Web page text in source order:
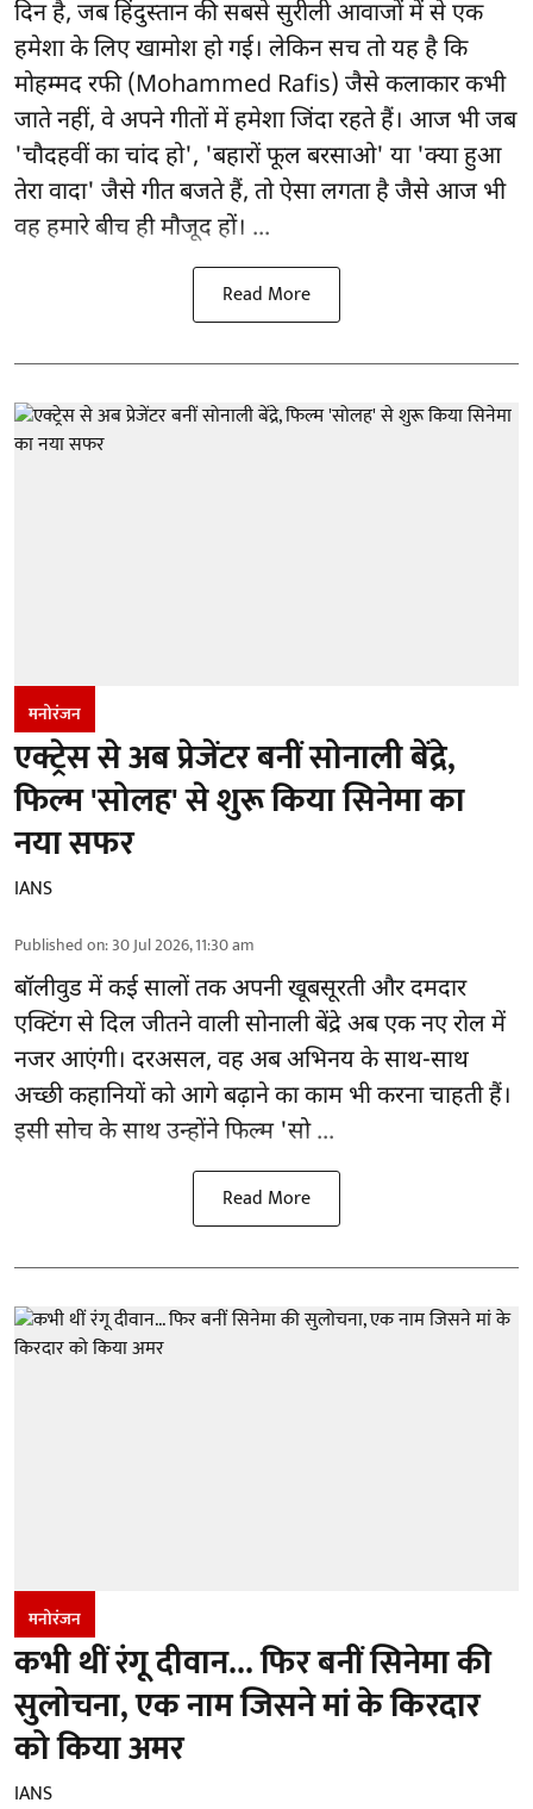
दिन है, जब हिंदुस्तान की सबसे सुरीली आवाजों में से एक
हमेशा के लिए खामोश हो गई। लेकिन सच तो यह है कि
मोहम्मद रफी (Mohammed Rafis) जैसे कलाकार कभी
जाते नहीं, वे अपने गीतों में हमेशा जिंदा रहते हैं। आज भी जब
'चौदहवीं का चांद हो', 'बहारों फूल बरसाओ' या 'क्या हुआ
तेरा वादा' जैसे गीत बजते हैं, तो ऐसा लगता है जैसे आज भी
वह हमारे बीच ही मौजूद हों। ...
Read More
मनोरंजन
एक्ट्रेस से अब प्रेजेंटर बनीं सोनाली बेंद्रे,
फिल्म 'सोलह' से शुरू किया सिनेमा का
नया सफर
IANS
Published on:30 Jul 2026, 11:30 am
बॉलीवुडमें कई सालों तक अपनी खूबसूरती और दमदार
एक्टिंग से दिल जीतने वाली सोनाली बेंद्रे अब एक नए रोल में
नजर आएंगी। दरअसल, वह अब अभिनय के साथ-साथ
अच्छी कहानियों को आगे बढ़ाने का काम भी करना चाहती हैं।
इसी सोच के साथ उन्होंने फिल्म 'सो ...
Read More
मनोरंजन
कभी थीं रंगू दीवान... फिर बनीं सिनेमा की
सुलोचना, एक नाम जिसने मां के किरदार
को किया अमर
IANS